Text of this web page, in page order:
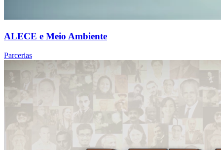
ALECE e Meio Ambiente
Parcerias